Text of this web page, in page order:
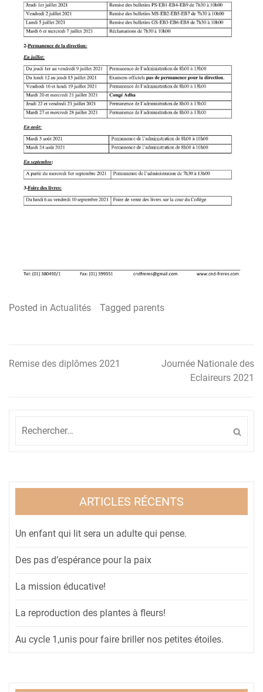
Posted in Actualités Tagged parents
Navigation
Remise des diplômes 2021
Journée Nationale des
Eclaireurs 2021
ARTICLES RÉCENTS
Un enfant qui lit sera un adulte qui pense.
Des pas d’espérance pour la paix
La mission éducative!
La reproduction des plantes à fleurs!
Au cycle 1,unis pour faire briller nos petites étoiles.